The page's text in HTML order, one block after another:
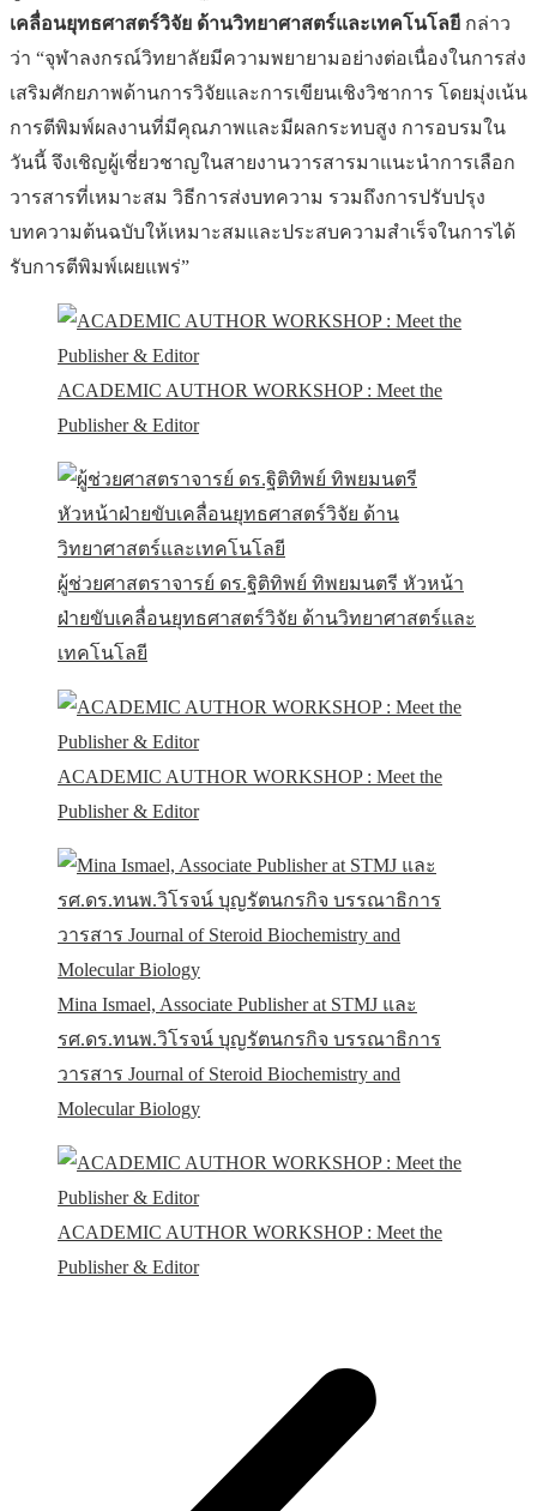
เคลื่อนยุทธศาสตร์วิจัย ด้านวิทยาศาสตร์และเทคโนโลยี กล่าว
ว่า “จุฬาลงกรณ์วิทยาลัยมีความพยายามอย่างต่อเนื่องในการส่ง
เสริมศักยภาพด้านการวิจัยและการเขียนเชิงวิชาการ โดยมุ่งเน้น
การตีพิมพ์ผลงานที่มีคุณภาพและมีผลกระทบสูง การอบรมใน
วันนี้ จึงเชิญผู้เชี่ยวชาญในสายงานวารสารมาแนะนำการเลือก
วารสารที่เหมาะสม วิธีการส่งบทความ รวมถึงการปรับปรุง
บทความต้นฉบับให้เหมาะสมและประสบความสำเร็จในการได้
รับการตีพิมพ์เผยแพร่”
ACADEMIC AUTHOR WORKSHOP : Meet the
Publisher & Editor
ผู้ช่วยศาสตราจารย์ ดร.ฐิติทิพย์ ทิพยมนตรี หัวหน้า
ฝ่ายขับเคลื่อนยุทธศาสตร์วิจัย ด้านวิทยาศาสตร์และ
เทคโนโลยี
ACADEMIC AUTHOR WORKSHOP : Meet the
Publisher & Editor
Mina Ismael, Associate Publisher at STMJ และ
รศ.ดร.ทนพ.วิโรจน์ บุญรัตนกรกิจ บรรณาธิการ
วารสาร Journal of Steroid Biochemistry and
Molecular Biology
ACADEMIC AUTHOR WORKSHOP : Meet the
Publisher & Editor